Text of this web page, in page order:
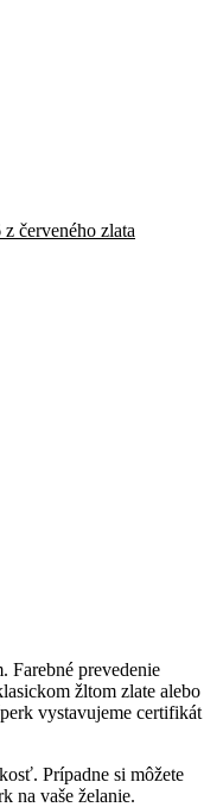
červeného zlata
Farebné prevedenie
žltom zlate alebo
vystavujeme certifikát
Prípadne si môžete
na vaše želanie.